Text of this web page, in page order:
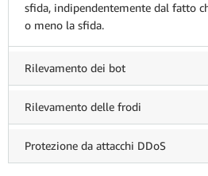
sfida, indipendentemente dal fatto
o meno la sfida.
Rilevamento dei bot
Rilevamento delle frodi
Protezione da attacchi DDoS